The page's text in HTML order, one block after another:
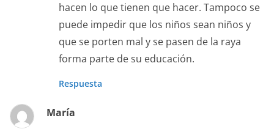
hacen lo que tienen que hacer. Tampoco se
puede impedir que los niños sean niños y
que se porten mal y se pasen de la raya
forma parte de su educación.
Respuesta
María